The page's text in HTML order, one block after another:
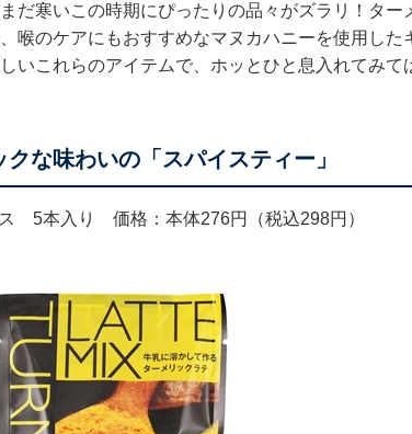
だ寒いこの時期にぴったりの品々がズラリ！ター
喉のケアにもおすすめなマヌカハニーを使用した
いこれらのアイテムで、ホッとひと息入れてみて
な味わいの「スパイスティー」
5本入り 価格：本体276円（税込298円）